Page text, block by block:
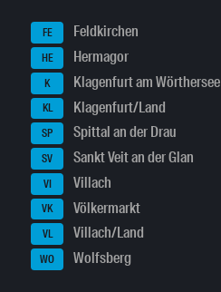
FE Feldkirchen
HE Hermagor
K Klagenfurt am Wörthersee
KL Klagenfurt/Land
SP Spittal an der Drau
SV Sankt Veit an der Glan
VI Villach
VK Völkermarkt
VL Villach/Land
WO Wolfsberg